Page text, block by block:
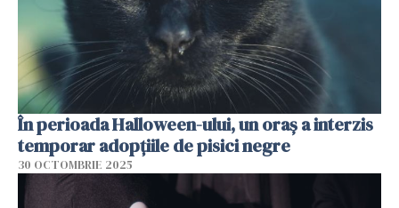
În perioada Halloween-ului, un oraș a interzis
temporar adopțiile de pisici negre
30 OCTOMBRIE 2025